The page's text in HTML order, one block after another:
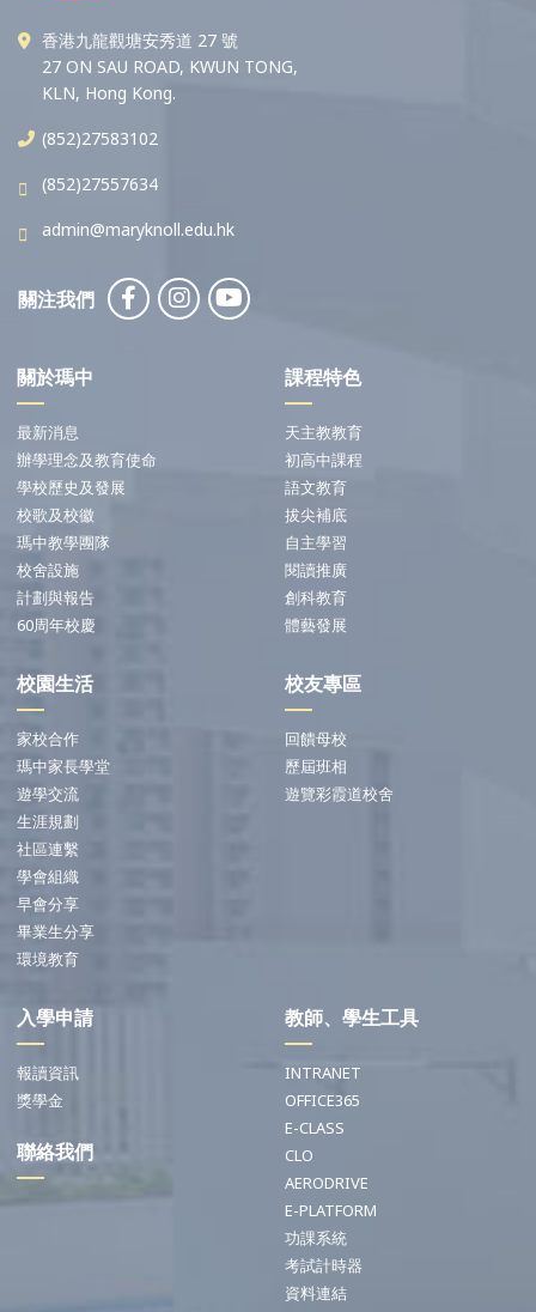
香港九龍觀塘安秀道 27 號
27 ON SAU ROAD, KWUN TONG,
KLN, Hong Kong.
(852)27583102
(852)27557634
admin@maryknoll.edu.hk
關注我們
關於瑪中
最新消息
辦學理念及教育使命
學校歷史及發展
校歌及校徽
瑪中教學團隊
校舍設施
計劃與報告
60周年校慶
課程特色
天主教教育
初高中課程
語文教育
拔尖補底
自主學習
閱讀推廣
創科教育
體藝發展
校園生活
家校合作
瑪中家長學堂
遊學交流
生涯規劃
社區連繫
學會組織
早會分享
畢業生分享
環境教育
校友專區
回饋母校
歷屆班相
遊覽彩霞道校舍
入學申請
報讀資訊
獎學金
聯絡我們
教師、學生工具
INTRANET
OFFICE365
E-CLASS
CLO
AERODRIVE
E-PLATFORM
功課系統
考試計時器
資料連結